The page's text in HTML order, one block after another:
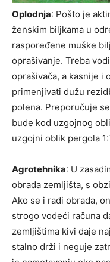
Oplodnja: Pošto je
ženskim biljkama u
raspoređene muške
oprašivanje. Treba
oprašivača, a kasnije i
primenjivati dužu
polena. Preporučuje
bude kod uzgojnog
uzgojni oblik pergola
Agrotehnika: U
obrada zemljišta, s
Ako se i radi obrada,
strogo vodeći računa
zemljištima kivi daje
stalno drži i neguje